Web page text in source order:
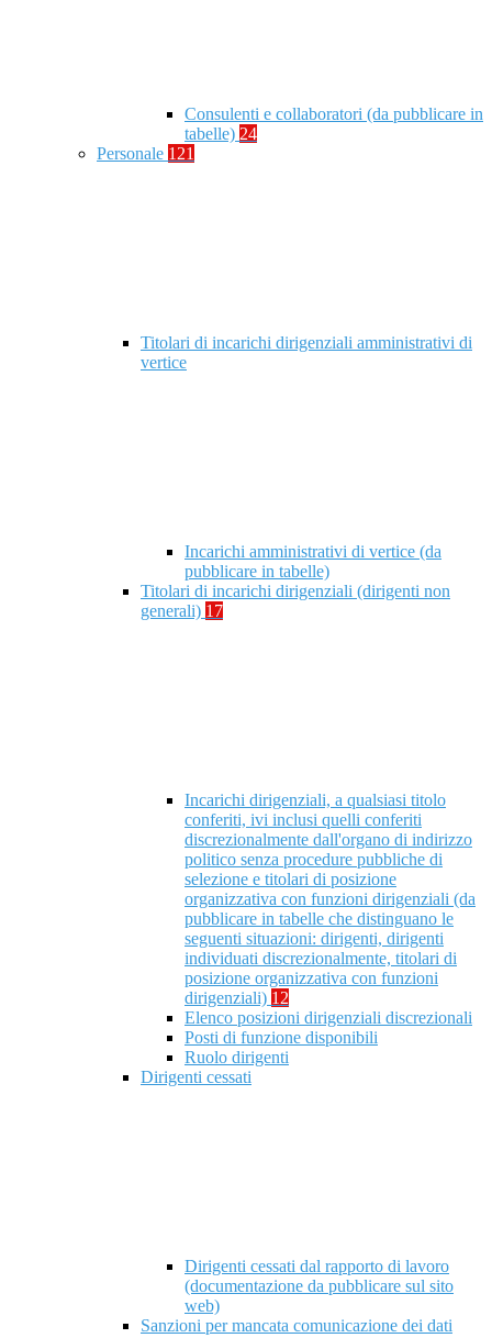
Consulenti e collaboratori (da pubblicare in
tabelle) 24
Personale 121
Titolari di incarichi dirigenziali amministrativi di
vertice
Incarichi amministrativi di vertice (da
pubblicare in tabelle)
Titolari di incarichi dirigenziali (dirigenti non
generali) 17
Incarichi dirigenziali, a qualsiasi titolo
conferiti, ivi inclusi quelli conferiti
discrezionalmente dall'organo di indirizzo
politico senza procedure pubbliche di
selezione e titolari di posizione
organizzativa con funzioni dirigenziali (da
pubblicare in tabelle che distinguano le
seguenti situazioni: dirigenti, dirigenti
individuati discrezionalmente, titolari di
posizione organizzativa con funzioni
dirigenziali) 12
Elenco posizioni dirigenziali discrezionali
Posti di funzione disponibili
Ruolo dirigenti
Dirigenti cessati
Dirigenti cessati dal rapporto di lavoro
(documentazione da pubblicare sul sito
web)
Sanzioni per mancata comunicazione dei dati